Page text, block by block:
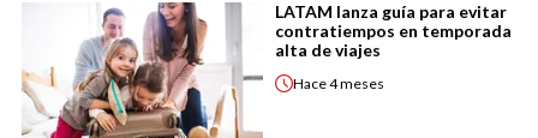
LATAM lanza guía para evitar
contratiempos en temporada
alta de viajes
Hace4 meses